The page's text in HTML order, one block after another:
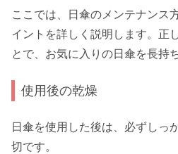
ここでは、日傘のメンテナンス
イントを詳しく説明します。正
とで、お気に入りの日傘を長持
使用後の乾燥
日傘を使用した後は、必ずしっ
切です。